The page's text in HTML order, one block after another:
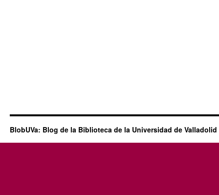
BlobUVa: Blog de la Biblioteca de la Universidad de Valladolid